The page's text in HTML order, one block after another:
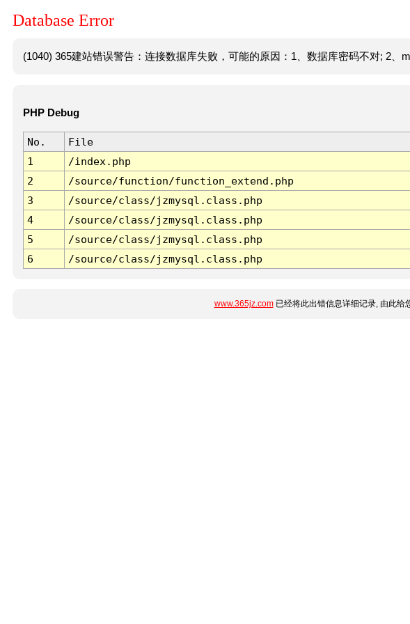
Database Error
(1040) 365建站错误警告：连接数据库失败，可能的原因：1、数据库密码不对; 2、
PHP Debug
No. File
1
/index.php
2
/source/function/function_extend.php
3
/source/class/jzmysql.class.php
4
/source/class/jzmysql.class.php
5
/source/class/jzmysql.class.php
6
/source/class/jzmysql.class.php
www.365jz.com已经将此出错信息详细记录, 由此给